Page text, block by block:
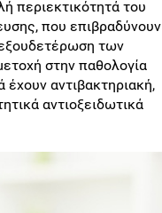
περιεκτικότητά του
που επιβραδύνουν
εξουδετέρωση των
στην παθολογία
αντιβακτηριακή,
αντιοξειδωτικά